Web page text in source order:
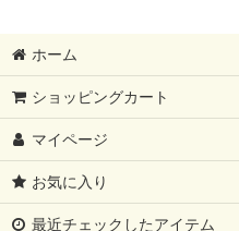
ホーム
ショッピングカート
マイページ
お気に入り
最近チェックしたアイテム